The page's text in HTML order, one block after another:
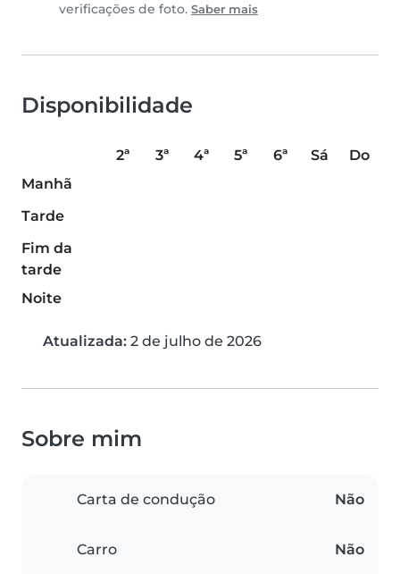
verificações de foto. Saber mais
Disponibilidade
2ª 3ª 4ª 5ª 6ª Sá
Do
Manhã
Tarde
Fim da
tarde
Noite
Atualizada: 2 de julho de 2026
Sobre mim
Carta de condução Não
Carro Não